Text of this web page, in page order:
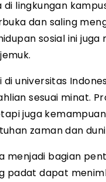
di lingkungan
dan saling
sosial ini
universitas
sesuai minat.
juga
zaman dan
menjadi bagian
padat dapat